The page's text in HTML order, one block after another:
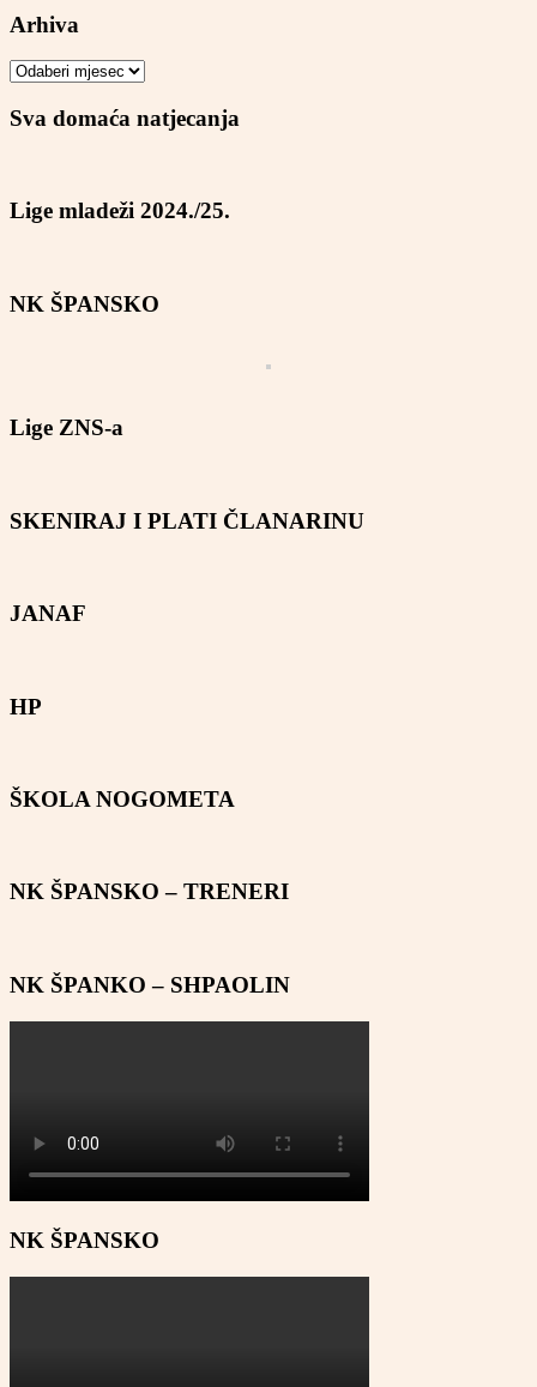
Arhiva
Arhiva
Sva domaća natjecanja
Lige mladeži 2024./25.
NK ŠPANSKO
Lige ZNS-a
SKENIRAJ I PLATI ČLANARINU
JANAF
HP
ŠKOLA NOGOMETA
NK ŠPANSKO – TRENERI
NK ŠPANKO – SHPAOLIN
NK ŠPANSKO